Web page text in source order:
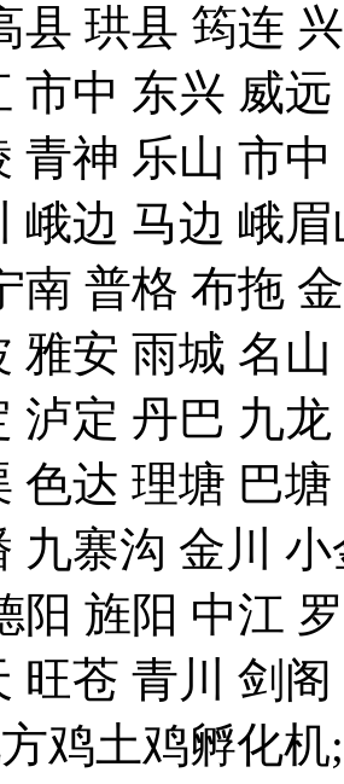
县 珙县 筠连
市中 东兴 威
青神 乐山 市
峨边 马边 峨
南 普格 布拖
雅安 雨城 名
泸定 丹巴 九
色达 理塘 巴
九寨沟 金川
阳 旌阳 中江
旺苍 青川 剑
鸡土鸡孵化机